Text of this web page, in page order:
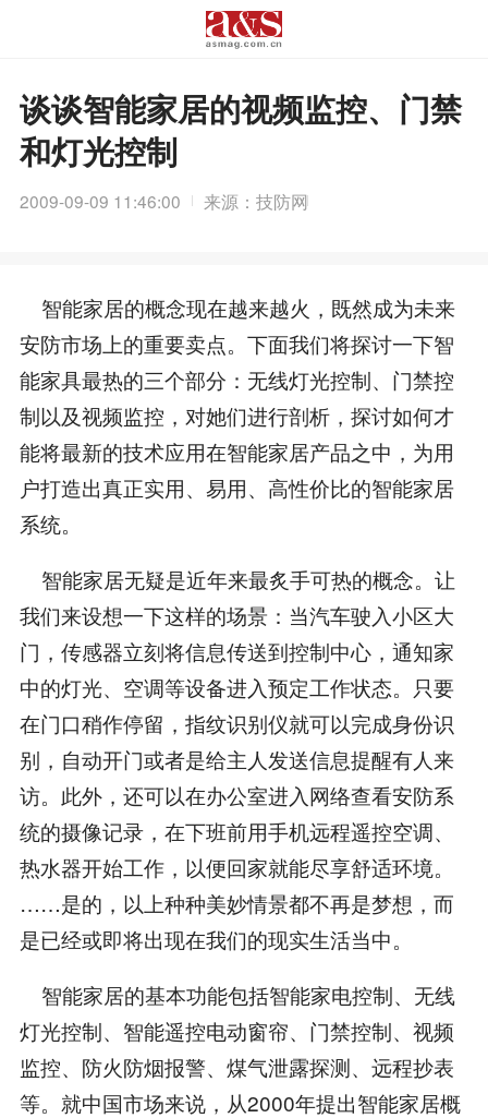
谈谈智能家居的视频监控、门禁
和灯光控制
2009-09-09 11:46:00 来源：技防网
智能家居的概念现在越来越火，既然成为未来
安防市场上的重要卖点。下面我们将探讨一下智
能家具最热的三个部分：无线灯光控制、门禁控
制以及视频监控，对她们进行剖析，探讨如何才
能将最新的技术应用在智能家居产品之中，为用
户打造出真正实用、易用、高性价比的智能家居
系统。
智能家居无疑是近年来最炙手可热的概念。让
我们来设想一下这样的场景：当汽车驶入小区大
门，传感器立刻将信息传送到控制中心，通知家
中的灯光、空调等设备进入预定工作状态。只要
在门口稍作停留，指纹识别仪就可以完成身份识
别，自动开门或者是给主人发送信息提醒有人来
访。此外，还可以在办公室进入网络查看安防系
统的摄像记录，在下班前用手机远程遥控空调、
热水器开始工作，以便回家就能尽享舒适环境。
……是的，以上种种美妙情景都不再是梦想，而
是已经或即将出现在我们的现实生活当中。
智能家居的基本功能包括智能家电控制、无线
灯光控制、智能遥控电动窗帘、门禁控制、视频
监控、防火防烟报警、煤气泄露探测、远程抄表
等。就中国市场来说，从2000年提出智能家居概